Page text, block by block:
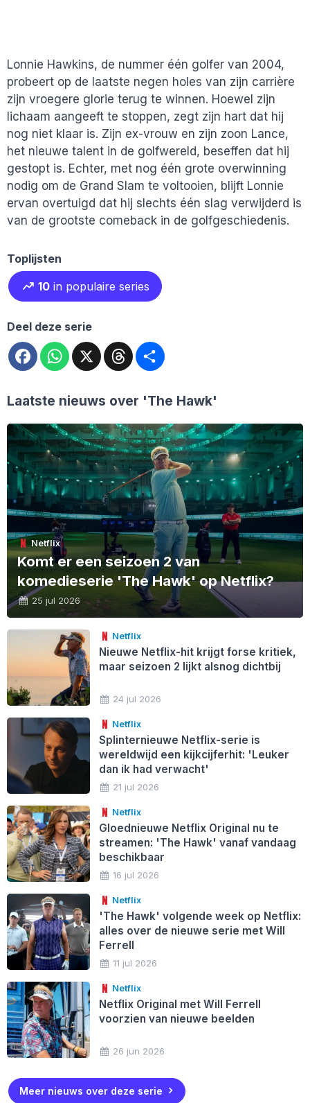
Lonnie Hawkins, de nummer één golfer van 2004,
probeert op de laatste negen holes van zijn carrière
zijn vroegere glorie terug te winnen. Hoewel zijn
lichaam aangeeft te stoppen, zegt zijn hart dat hij
nog niet klaar is. Zijn ex-vrouw en zijn zoon Lance,
het nieuwe talent in de golfwereld, beseffen dat hij
gestopt is. Echter, met nog één grote overwinning
nodig om de Grand Slam te voltooien, blijft Lonnie
ervan overtuigd dat hij slechts één slag verwijderd is
van de grootste comeback in de golfgeschiedenis.
Toplijsten
10 in populaire series
Deel deze serie
FacebookWhatsApp
X Threads
Laatste nieuws over 'The Hawk'
Netflix
Komt er een seizoen 2 van
komedieserie 'The Hawk' op Netflix?
25 jul 2026
Netflix
Nieuwe Netflix-hit krijgt forse kritiek,
maar seizoen 2 lijkt alsnog dichtbij
24 jul 2026
Netflix
Splinternieuwe Netflix-serie is
wereldwijd een kijkcijferhit: 'Leuker
dan ik had verwacht'
21 jul 2026
Netflix
Gloednieuwe Netflix Original nu te
streamen: 'The Hawk' vanaf vandaag
beschikbaar
16 jul 2026
Netflix
'The Hawk' volgende week op Netflix:
alles over de nieuwe serie met Will
Ferrell
11 jul 2026
Netflix
Netflix Original met Will Ferrell
voorzien van nieuwe beelden
26 jun 2026
Meer nieuws over deze serie